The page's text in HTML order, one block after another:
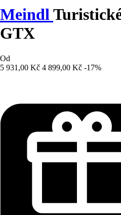
Meindl
GTX
Od
5 931,00 Kč 4 899,00 Kč -17%